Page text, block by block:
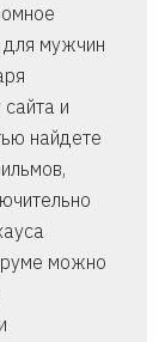
для мужчин
и
найдете
можно